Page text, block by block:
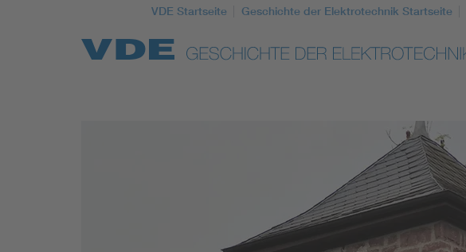
VDE Startseite Geschichte der Elektrotechnik Startseite